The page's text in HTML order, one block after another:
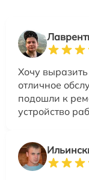
Хочу
отличное
подошли к
устройство